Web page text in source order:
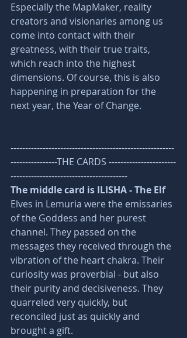
Especially the MapMaker, reality
creators and visionaries among us
come into contact with their
greatness, with their true traits,
which reach into the highest
dimensions. Of course, this is also
happening in preparation for the
next year, the Year of Change.
--------------------------------------------------------
----------------THE CARDS -----------------------
----------------------------------------
The middle card is ILISHA - The Elf
Elves in Lemuria were the emissaries
of the Goddess and her purest
channel. They passed on the
messages they received through the
vibration of the heart chakra. Their
curiosity was proverbial - but also
their purity and decisiveness. They
quarreled very quickly, but
reconciled just as quickly and
brought a gift.